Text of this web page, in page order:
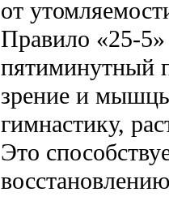
от
Правило «25-
пятиминутный
зрение и
гимнастику,
Это